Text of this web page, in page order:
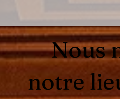
Nous
notre